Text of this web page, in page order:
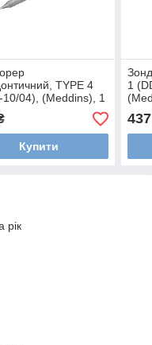
TYPE 4
10/04), (Meddins), 1
Купити
1
437
рік